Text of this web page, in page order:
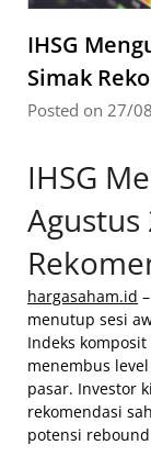
IHSG
Simak
Posted on 27/
IHSG
hargasaham.id
menutup sesi
Indeks
menembus
pasar. Investor
rekomendasi
potensi